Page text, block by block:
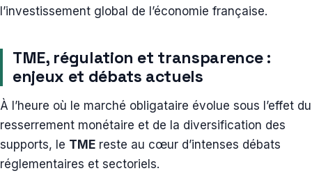
l’investissement global de l’économie française.
TME, régulation et transparence :
enjeux et débats actuels
À l’heure où le marché obligataire évolue sous l’effet du
resserrement monétaire et de la diversification des
supports, le TME reste au cœur d’intenses débats
réglementaires et sectoriels.